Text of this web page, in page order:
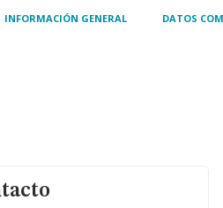
INFORMACIÓN GENERAL DATOS